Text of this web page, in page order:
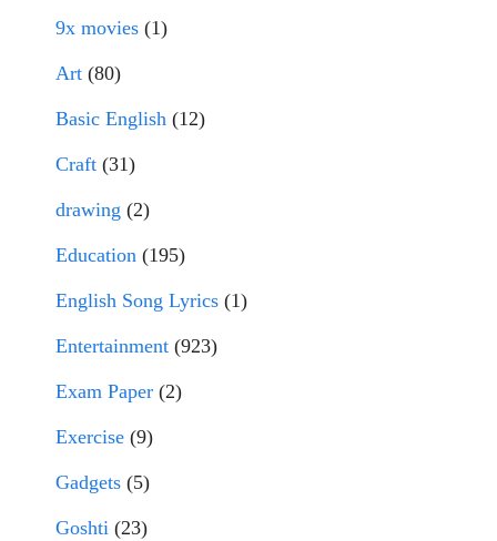
9x movies (1)
Art (80)
Basic English (12)
Craft (31)
drawing (2)
Education (195)
English Song Lyrics (1)
Entertainment (923)
Exam Paper (2)
Exercise (9)
Gadgets (5)
Goshti (23)